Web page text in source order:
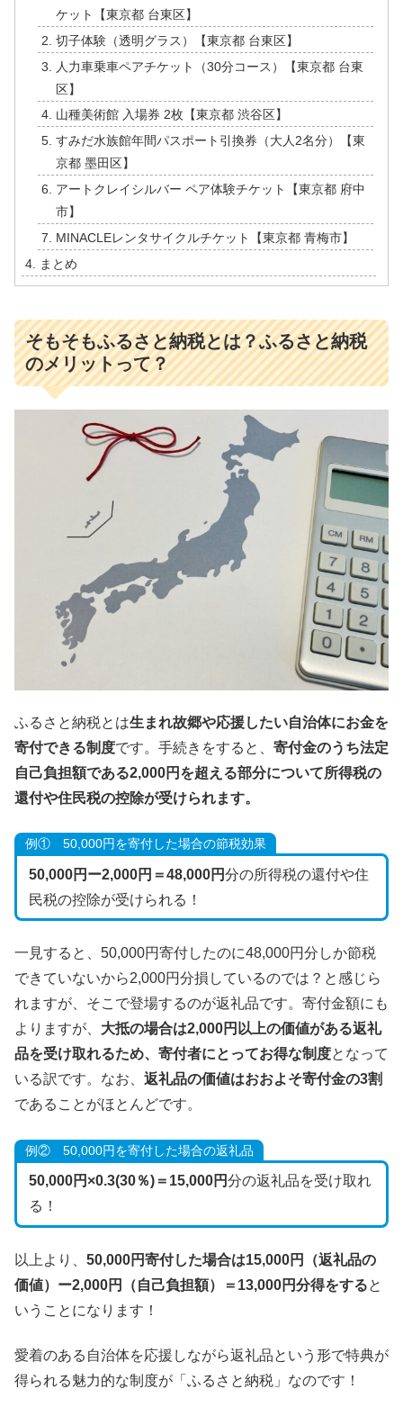
ケット【東京都 台東区】
切子体験（透明グラス）【東京都 台東区】
人力車乗車ペアチケット（30分コース）【東京都 台東
区】
山種美術館 入場券 2枚【東京都 渋谷区】
すみだ水族館年間パスポート引換券（大人2名分）【東
京都 墨田区】
アートクレイシルバー ペア体験チケット【東京都 府中
市】
MINACLEレンタサイクルチケット【東京都 青梅市】
まとめ
そもそもふるさと納税とは？ふるさと納税
のメリットって？
ふるさと納税とは生まれ故郷や応援したい自治体にお金を
寄付できる制度です。手続きをすると、 寄付金のうち法定
自己負担額である2,000円を超える部分について所得税の
還付や住民税の控除が受けられます。
例① 50,000円を寄付した場合の節税効果
50,000円ー2,000円＝48,000円分の所得税の還付や住
民税の控除が受けられる！
一見すると、50,000円寄付したのに48,000円分しか節税
できていないから2,000円分損しているのでは？と感じら
れますが、そこで登場するのが返礼品です。寄付金額にも
よりますが、 大抵の場合は2,000円以上の価値がある返礼
品を受け取れるため、寄付者にとってお得な制度となって
いる訳です。なお、 返礼品の価値はおおよそ寄付金の3割
であることがほとんどです。
例② 50,000円を寄付した場合の返礼品
50,000円×0.3(30％)＝15,000円分の返礼品を受け取れ
る！
以上より、 50,000円寄付した場合は15,000円（返礼品の
価値）ー2,000円（自己負担額）＝13,000円分得をすると
いうことになります！
愛着のある自治体を応援しながら返礼品という形で特典が
得られる魅力的な制度が「ふるさと納税」なのです！